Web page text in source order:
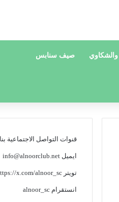
والشكاوي صيف سنابس
قنوات التواصل الاجتماعية
ايميلinfo@alnoorclub.net
تويترx.com/alnoor_sc
انستقرامalnoor_sc